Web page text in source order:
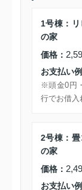
1号棟：
の家
価格：
お支払い例
※頭金0円
行でお借入
2号棟：
の家
価格：
お支払い例